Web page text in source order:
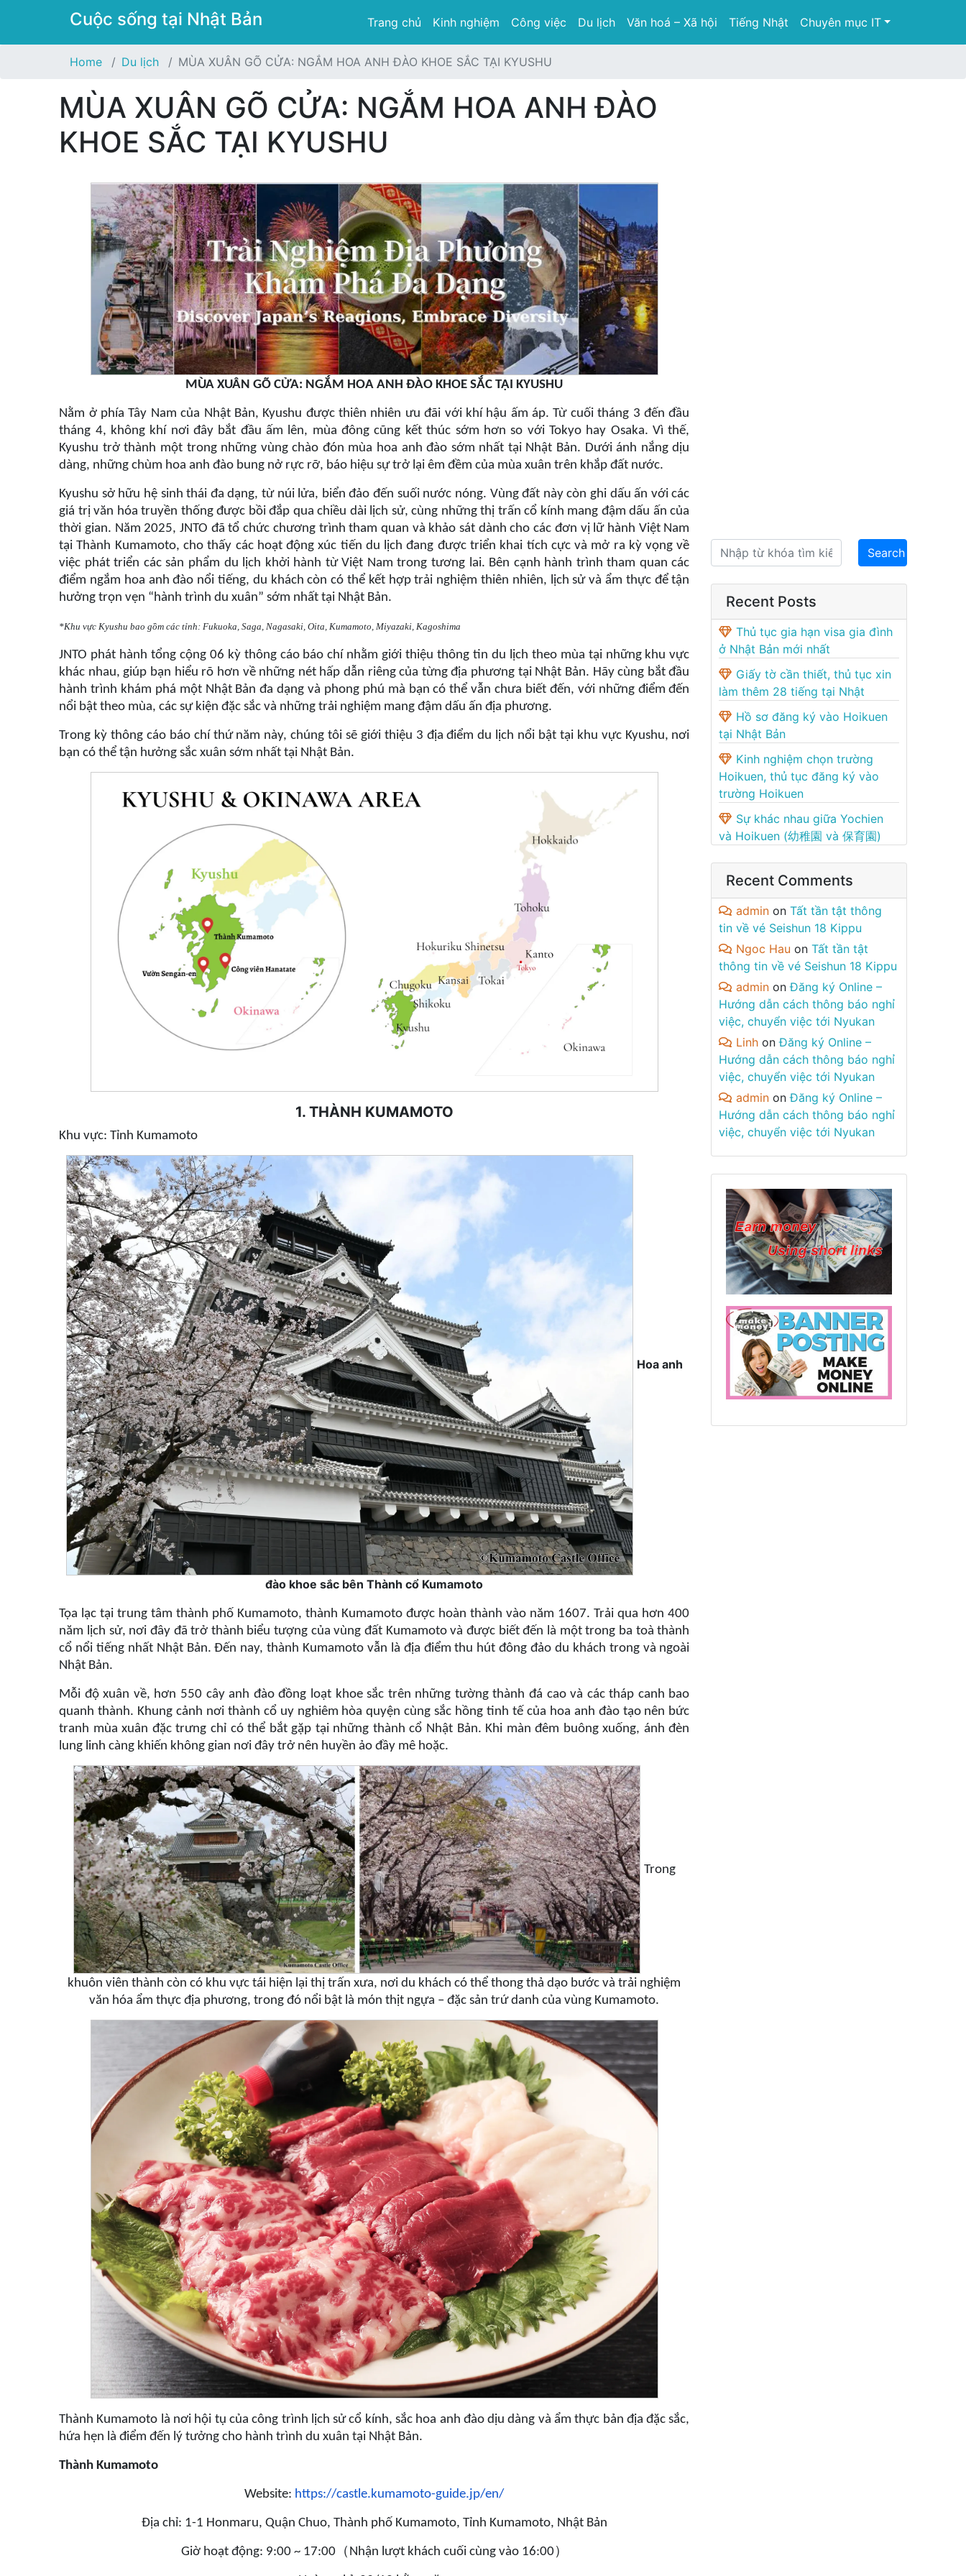
Cuộc sống tại Nhật Bản Trang chủ Kinh nghiệm Công việc Du lịch Văn hoá – Xã hội Tiếng Nhật Chuyên mục IT
Home Du lịch MÙA XUÂN GÕ CỬA: NGẮM HOA ANH ĐÀO KHOE SẮC TẠI KYUSHU
MÙA XUÂN GÕ CỬA: NGẮM HOA ANH ĐÀO
KHOE SẮC TẠI KYUSHU
MÙA XUÂN GÕ CỬA: NGẮM HOA ANH ĐÀO KHOE SẮC TẠI KYUSHU
Nằm ở phía Tây Nam của Nhật Bản, Kyushu được thiên nhiên ưu đãi với khí hậu ấm áp. Từ cuối tháng 3 đến đầu
tháng 4, không khí nơi đây bắt đầu ấm lên, mùa đông cũng kết thúc sớm hơn so với Tokyo hay Osaka. Vì thế,
Kyushu trở thành một trong những vùng chào đón mùa hoa anh đào sớm nhất tại Nhật Bản. Dưới ánh nắng dịu
dàng, những chùm hoa anh đào bung nở rực rỡ, báo hiệu sự trở lại êm đềm của mùa xuân trên khắp đất nước.
Kyushu sở hữu hệ sinh thái đa dạng, từ núi lửa, biển đảo đến suối nước nóng. Vùng đất này còn ghi dấu ấn với các
giá trị văn hóa truyền thống được bồi đắp qua chiều dài lịch sử, cùng những thị trấn cổ kính mang đậm dấu ấn của
thời gian. Năm 2025, JNTO đã tổ chức chương trình tham quan và khảo sát dành cho các đơn vị lữ hành Việt Nam
tại Thành Kumamoto, cho thấy các hoạt động xúc tiến du lịch đang được triển khai tích cực và mở ra kỳ vọng về
việc phát triển các sản phẩm du lịch khởi hành từ Việt Nam trong tương lai. Bên cạnh hành trình tham quan các
điểm ngắm hoa anh đào nổi tiếng, du khách còn có thể kết hợp trải nghiệm thiên nhiên, lịch sử và ẩm thực để tận
hưởng trọn vẹn “hành trình du xuân” sớm nhất tại Nhật Bản.
*Khu vực Kyushu bao gồm các tỉnh: Fukuoka, Saga, Nagasaki, Oita, Kumamoto, Miyazaki, Kagoshima
JNTO phát hành tổng cộng 06 kỳ thông cáo báo chí nhằm giới thiệu thông tin du lịch theo mùa tại những khu vực
khác nhau, giúp bạn hiểu rõ hơn về những nét hấp dẫn riêng của từng địa phương tại Nhật Bản. Hãy cùng bắt đầu
hành trình khám phá một Nhật Bản đa dạng và phong phú mà bạn có thể vẫn chưa biết đến, với những điểm đến
nổi bật theo mùa, các sự kiện đặc sắc và những trải nghiệm mang đậm dấu ấn địa phương.
Trong kỳ thông cáo báo chí thứ năm này, chúng tôi sẽ giới thiệu 3 địa điểm du lịch nổi bật tại khu vực Kyushu, nơi
bạn có thể tận hưởng sắc xuân sớm nhất tại Nhật Bản.
1. THÀNH KUMAMOTO
Khu vực: Tỉnh Kumamoto
Hoa anh
đào khoe sắc bên Thành cổ Kumamoto
Tọa lạc tại trung tâm thành phố Kumamoto, thành Kumamoto được hoàn thành vào năm 1607. Trải qua hơn 400
năm lịch sử, nơi đây đã trở thành biểu tượng của vùng đất Kumamoto và được biết đến là một trong ba toà thành
cổ nổi tiếng nhất Nhật Bản. Đến nay, thành Kumamoto vẫn là địa điểm thu hút đông đảo du khách trong và ngoài
Nhật Bản.
Mỗi độ xuân về, hơn 550 cây anh đào đồng loạt khoe sắc trên những tường thành đá cao và các tháp canh bao
quanh thành. Khung cảnh nơi thành cổ uy nghiêm hòa quyện cùng sắc hồng tinh tế của hoa anh đào tạo nên bức
tranh mùa xuân đặc trưng chỉ có thể bắt gặp tại những thành cổ Nhật Bản. Khi màn đêm buông xuống, ánh đèn
lung linh càng khiến không gian nơi đây trở nên huyền ảo đầy mê hoặc.
Trong
khuôn viên thành còn có khu vực tái hiện lại thị trấn xưa, nơi du khách có thể thong thả dạo bước và trải nghiệm
văn hóa ẩm thực địa phương, trong đó nổi bật là món thịt ngựa – đặc sản trứ danh của vùng Kumamoto.
Thành Kumamoto là nơi hội tụ của công trình lịch sử cổ kính, sắc hoa anh đào dịu dàng và ẩm thực bản địa đặc sắc,
hứa hẹn là điểm đến lý tưởng cho hành trình du xuân tại Nhật Bản.
Thành Kumamoto
Website: https://castle.kumamoto-guide.jp/en/
Địa chỉ: 1-1 Honmaru, Quận Chuo, Thành phố Kumamoto, Tỉnh Kumamoto, Nhật Bản
Giờ hoạt động: 9:00 ~ 17:00（ Nhận lượt khách cuối cùng vào 16:00）
Recent Posts
Thủ tục gia hạn visa gia đình
ở Nhật Bản mới nhất
Giấy tờ cần thiết, thủ tục xin
làm thêm 28 tiếng tại Nhật
Hồ sơ đăng ký vào Hoikuen
tại Nhật Bản
Kinh nghiệm chọn trường
Hoikuen, thủ tục đăng ký vào
trường Hoikuen
Sự khác nhau giữa Yochien
và Hoikuen (幼稚園 và 保育園)
Recent Comments
admin onTất tần tật thông
tin về vé Seishun 18 Kippu
Ngoc Hau onTất tần tật
thông tin về vé Seishun 18 Kippu
admin onĐăng ký Online –
Hướng dẫn cách thông báo nghỉ
việc, chuyển việc tới Nyukan
Linh onĐăng ký Online –
Hướng dẫn cách thông báo nghỉ
việc, chuyển việc tới Nyukan
admin onĐăng ký Online –
Hướng dẫn cách thông báo nghỉ
việc, chuyển việc tới Nyukan